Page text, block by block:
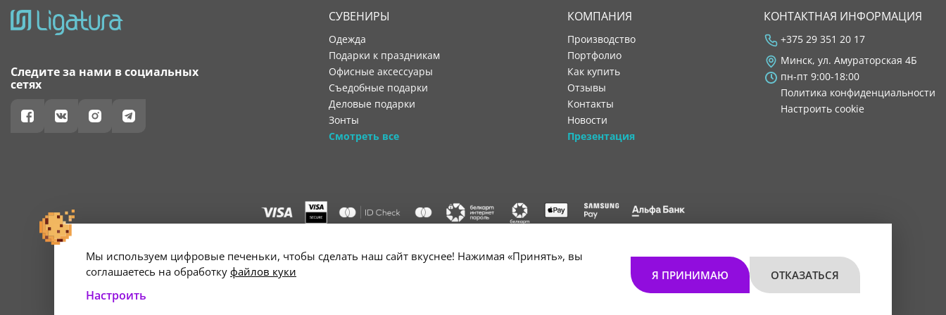
Следите за нами в социальных
сетях
СУВЕНИРЫ
Одежда
Подарки к праздникам
Офисные аксессуары
Съедобные подарки
Деловые подарки
Зонты
Смотреть все
КОМПАНИЯ
производство
портфолио
как купить
отзывы
контакты
новости
Презентация
КОНТАКТНАЯ ИНФОРМАЦИЯ
+375 29 351 20 17
Минск, ул. Амураторская 4Б
пн-пт 9:00-18:00
Политика конфиденциальности
Настроить cookie
г. Минск, ул. Амураторская, 4Б, цокольный этаж, помещение 3. Р/с BY34 ALFA 3012 2B24 8200 1027 0000"
Свидетельство о государственной регистрации №193602931 выдано Минским горисполкомом 30.11.2021 г.
Мы используем цифровые печеньки, чтобы сделать наш сайт вкуснее! Нажимая «Принять», вы
соглашаетесь на обработку файлов куки
Настроить
Я ПРИНИМАЮ ОТКАЗАТЬСЯ